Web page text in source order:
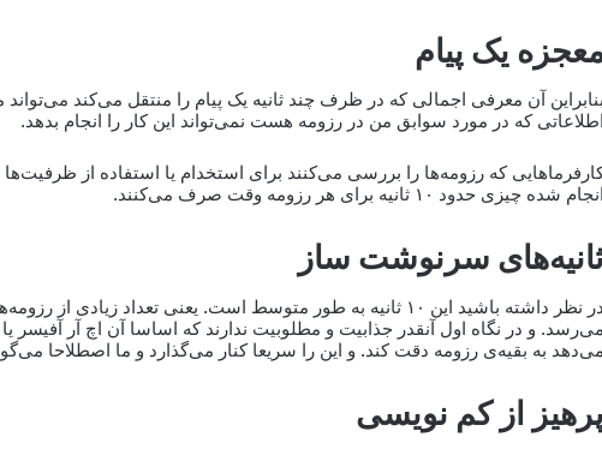
یک پیام
بنابراین آن معرفی اجمالی که در ظرف چند ثانیه یک پیام را منتقل می‌کند
اطلاعاتی که در مورد سوابق من در رزومه هست نمی‌تواند این کار را انجام بدهد.
که رزومه‌ها را بررسی می‌کنند برای استخدام یا استفاده از
انجام شده چیزی حدود ۱۰ ثانیه برای هر رزومه وقت صرف می‌کنند.
سرنوشت ساز
می‌رسد. و در نگاه اول آنقدر جذابیت و مطلوبیت ندارند که اساسا آن اچ آر آفیسر
می‌دهد به بقیه‌ی رزومه دقت کند. و این را سریعا کنار می‌گذارد و ما اصطلاحا
از کم نویسی